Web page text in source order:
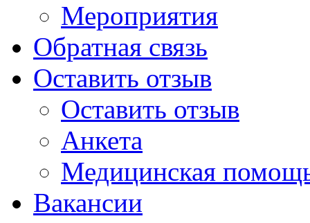
Мероприятия
Обратная связь
Оставить отзыв
Оставить отзыв
Анкета
Медицинская
Вакансии